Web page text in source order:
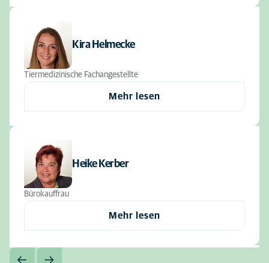
Kira Helmecke
Tiermedizinische Fachangestellte
Mehr lesen
Heike Kerber
Bürokauffrau
Mehr lesen